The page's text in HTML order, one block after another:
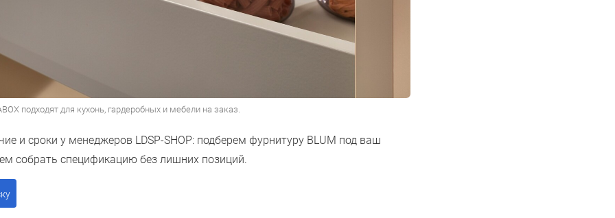
подходят для кухонь, гардеробных и мебели на заказ.
и сроки у менеджеров LDSP-SHOP: подберем фурнитуру BLUM под ваш
собрать спецификацию без лишних позиций.